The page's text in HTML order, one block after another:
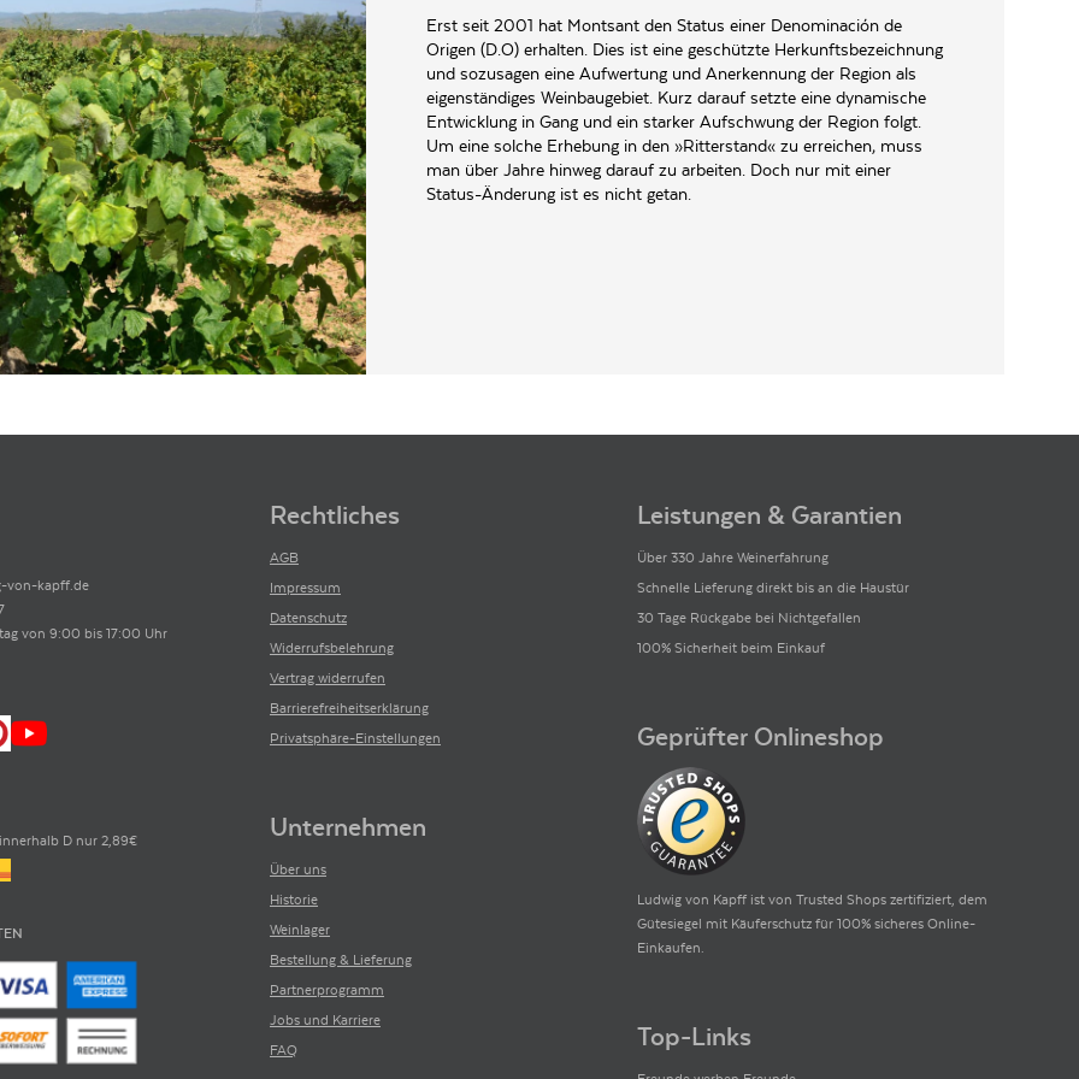
Erst seit 2001 hat Montsant den Status einer Denominación de
Origen (D.O) erhalten. Dies ist eine geschützte Herkunftsbezeichnung
und sozusagen eine Aufwertung und Anerkennung der Region als
eigenständiges Weinbaugebiet. Kurz darauf setzte eine dynamische
Entwicklung in Gang und ein starker Aufschwung der Region folgt.
Um eine solche Erhebung in den »Ritterstand« zu erreichen, muss
man über Jahre hinweg darauf zu arbeiten. Doch nur mit einer
Status-Änderung ist es nicht getan.
von-kapff.de
von 9:00 bis 17:00 Uhr
D nur 2,89€
Rechtliches
AGB
Impressum
Datenschutz
Widerrufsbelehrung
Vertrag widerrufen
Barrierefreiheitserklärung
Privatsphäre-Einstellungen
Unternehmen
Über uns
Historie
Weinlager
Bestellung & Lieferung
Partnerprogramm
Jobs und Karriere
FAQ
Leistungen & Garantien
Über 330 Jahre Weinerfahrung
Schnelle Lieferung direkt bis an die Haustür
30 Tage Rückgabe bei Nichtgefallen
100% Sicherheit beim Einkauf
Geprüfter Onlineshop
Ludwig von Kapff ist von Trusted Shops zertifiziert, dem
Gütesiegel mit Käuferschutz für 100% sicheres Online-
Einkaufen.
Top-Links